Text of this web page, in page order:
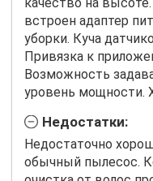
встроен адаптер
уборки. Куча
Привязка к
Возможность
уровень мощности.
Недостатки:
Недостаточно
обычный пылесос.